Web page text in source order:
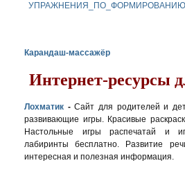
УПРАЖНЕНИЯ_ПО_ФОРМИРОВАНИЮ
Карандаш-массажёр
Интернет-ресурсы
Лохматик -Сайт для родителей и
развивающие игры. Красивые
Настольные игры распечатай и
лабиринты бесплатно. Развитие
интересная и полезная информация.